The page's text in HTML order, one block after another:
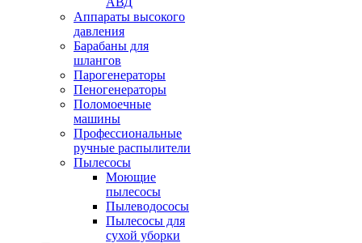
Аппараты высокого
давления
Барабаны для
шлангов
Парогенераторы
Пеногенераторы
Поломоечные
машины
Профессиональные
ручные распылители
Пылесосы
Моющие
пылесосы
Пылеводососы
Пылесосы для
сухой уборки